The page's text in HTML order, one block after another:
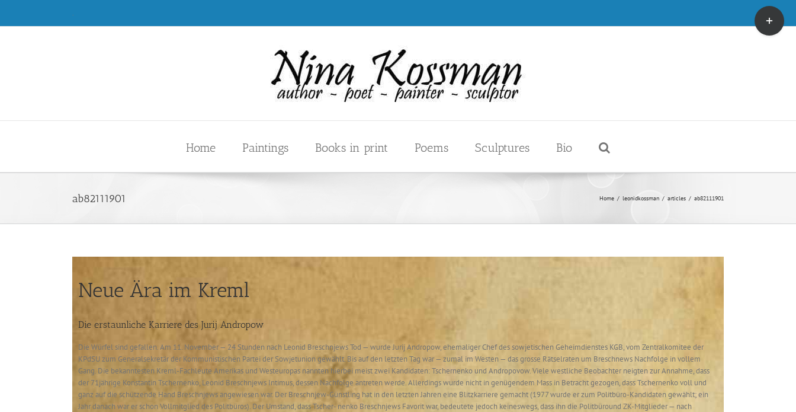
content
.
Home Paintings Books in print Poems Sculptures Bio
ab82111901 Home / leonidkossman / articles / ab82111901
Neue Ära im Kreml
Die erstaunliche Karriere des Jurij Andropow
Die Würfel sind gefallen. Am 11. November — 24 Stunden nach Leonid Breschnjews Tod — wurde Jurij Andropow, ehemaliger Chef des sowjetischen Geheimdienstes KGB, vom Zentralkomitee der
KPdSU zum Generalsekretär der Kommunistischen Partei der Sowjetunion gewählt. Bis auf den letzten Tag war — zumal im Westen — das grosse Rätselraten um Breschnews Nachfolge in vollem
Gang. Die bekanntesten Kreml-Fachleute Amerikas und Westeuropas nannten hierbei meist zwei Kandidaten: Tschernenko und Andropovow. Viele westliche Beobachter neigten zur Annahme, dass
der 71jährige Konstantin Tschernenko, Leonid Breschnjews Intimus, dessen Nachfolge antreten werde. Allerdings wurde nicht in genügendem Mass in Betracht gezogen, dass Tschernenko voll und
ganz auf die schützende Hand Breschnjews angewiesen war. Der Breschnjew-Günstling hat in den letzten Jahren eine Blitzkarriere gemacht (1977 wurde er zum Politbüro-Kandidaten gewählt; ein
Jahr danach war er schon Vollmitglied des Politbüros). Der Umstand, dass Tscher- nenko Breschnjews Favorit war, bedeutete jedoch keineswegs, dass ihn die Politbüround ZK-Mitglieder — nach
Toggle
Sliding
Bar